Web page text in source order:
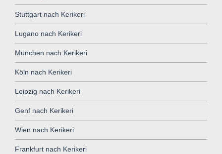
Stuttgart nach Kerikeri
Lugano nach Kerikeri
München nach Kerikeri
Köln nach Kerikeri
Leipzig nach Kerikeri
Genf nach Kerikeri
Wien nach Kerikeri
Frankfurt nach Kerikeri